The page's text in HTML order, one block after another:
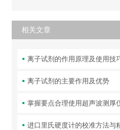
相关文章
离子试剂的作用原理及使用技
离子试剂的主要作用及优势
掌握要点合理使用超声波测厚
进口里氏硬度计的校准方法与